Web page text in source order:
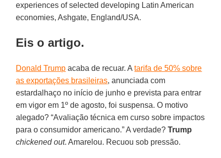
experiences of selected developing Latin American
economies, Ashgate, England/USA.
Eis o artigo.
Donald Trump acaba de recuar. Atarifa de 50% sobre
as exportações brasileiras, anunciada com
estardalhaço no início de junho e prevista para entrar
em vigor em 1º de agosto, foi suspensa. O motivo
alegado? “Avaliação técnica em curso sobre impactos
para o consumidor americano.” A verdade?Trump
chickened out. Amarelou. Recuou sob pressão.